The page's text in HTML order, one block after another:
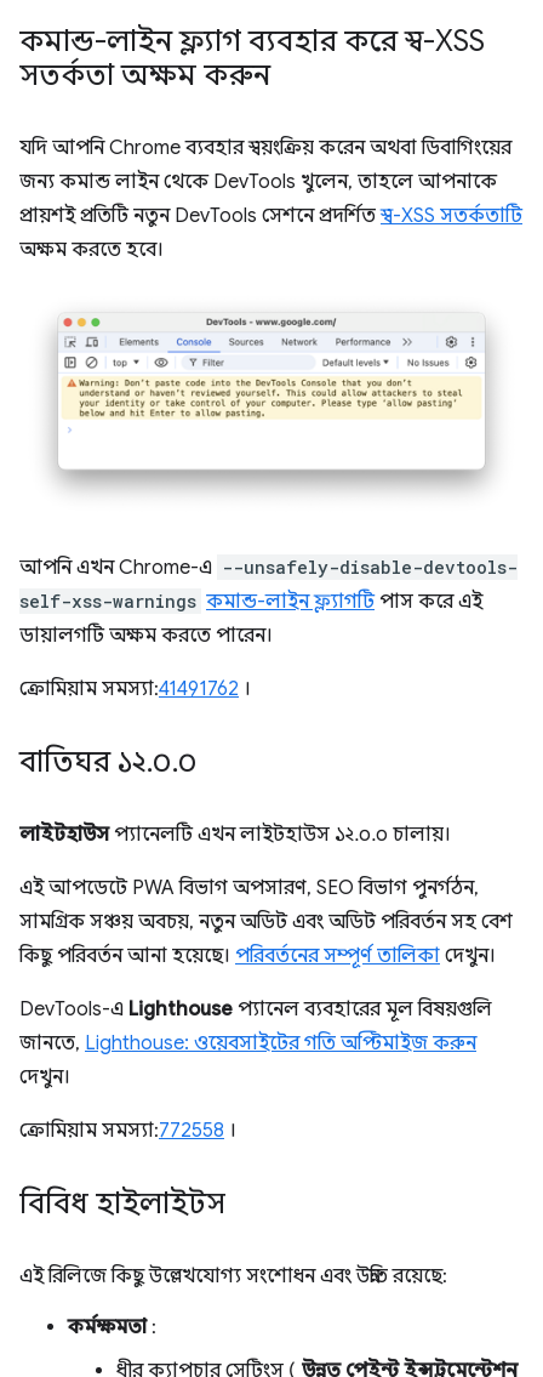
কমান্ড-লাইন ফ্ল্যাগ ব্যবহার করে স্ব-XSS
সতর্কতা অক্ষম করুন
যদি আপনি Chrome ব্যবহার স্বয়ংক্রিয় করেন অথবা ডিবাগিংয়ের
জন্য কমান্ড লাইন থেকে DevTools খুলেন, তাহলে আপনাকে
প্রায়শই প্রতিটি নতুন DevTools সেশনে প্রদর্শিতস্ব-XSS সতর্কতাটি
অক্ষম করতে হবে।
আপনি এখন Chrome-এ --unsafely-disable-devtools-
self-xss-warnings কমান্ড-লাইন ফ্ল্যাগটিপাস করে এই
ডায়ালগটি অক্ষম করতে পারেন।
ক্রোমিয়াম সমস্যা:41491762 ।
বাতিঘর ১২.০.০
লাইটহাউসপ্যানেলটি এখন লাইটহাউস ১২.০.০ চালায়।
এই আপডেটে PWA বিভাগ অপসারণ, SEO বিভাগ পুনর্গঠন,
সামগ্রিক সঞ্চয় অবচয়, নতুন অডিট এবং অডিট পরিবর্তন সহ বেশ
কিছু পরিবর্তন আনা হয়েছে। পরিবর্তনের সম্পূর্ণ তালিকা দেখুন।
DevTools-এ Lighthouse প্যানেল ব্যবহারের মূল বিষয়গুলি
জানতে, Lighthouse: ওয়েবসাইটের গতি অপ্টিমাইজ করুন
দেখুন।
ক্রোমিয়াম সমস্যা:772558 ।
বিবিধ হাইলাইটস
এই রিলিজে কিছু উল্লেখযোগ্য সংশোধন এবং উন্নতি রয়েছে:
কর্মক্ষমতা:
ধীর ক্যাপচার সেটিংস ( উন্নত পেইন্ট ইন্সট্রুমেন্টেশন